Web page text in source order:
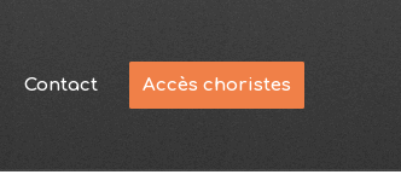
Contact Accès choristes